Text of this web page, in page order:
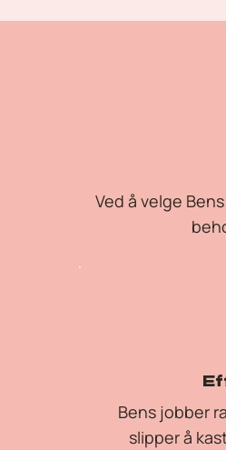
Ved å velge
Bens jobber
slipper å